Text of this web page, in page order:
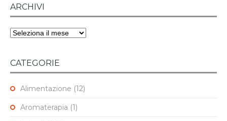
ARCHIVI
Archivi
CATEGORIE
Alimentazione (12)
Aromaterapia (1)